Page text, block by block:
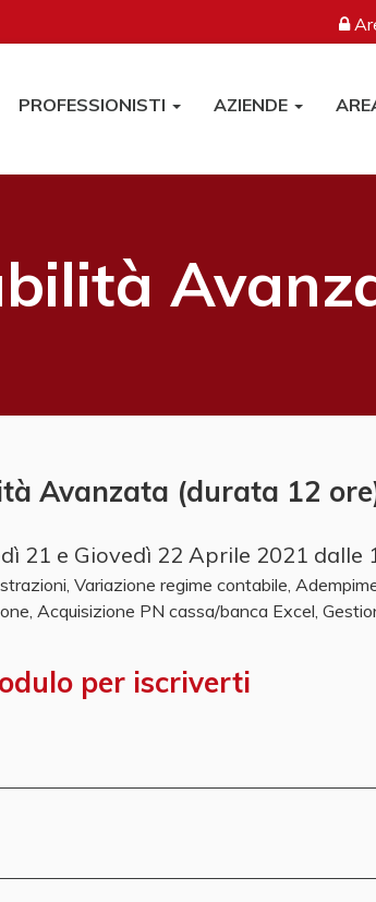
PROFESSIONISTI AZIENDE
Avanzata (durata 12
21 e Giovedì 22 Aprile 2021 dalle
Variazione regime contabile,
Acquisizione PN cassa/banca Excel,
per iscriverti